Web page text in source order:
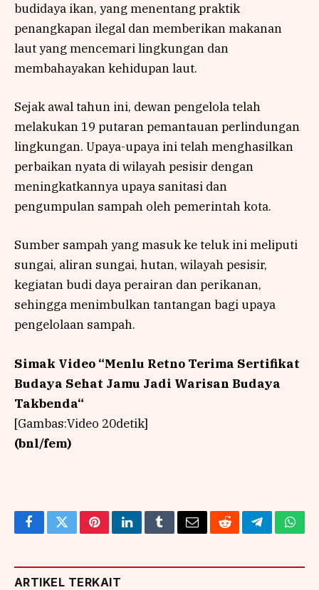
budidaya ikan, yang menentang praktik
penangkapan ilegal dan memberikan makanan
laut yang mencemari lingkungan dan
membahayakan kehidupan laut.
Sejak awal tahun ini, dewan pengelola telah
melakukan 19 putaran pemantauan perlindungan
lingkungan. Upaya-upaya ini telah menghasilkan
perbaikan nyata di wilayah pesisir dengan
meningkatkannya upaya sanitasi dan
pengumpulan sampah oleh pemerintah kota.
Sumber sampah yang masuk ke teluk ini meliputi
sungai, aliran sungai, hutan, wilayah pesisir,
kegiatan budi daya perairan dan perikanan,
sehingga menimbulkan tantangan bagi upaya
pengelolaan sampah.
Simak Video “Menlu Retno Terima Sertifikat
Budaya Sehat Jamu Jadi Warisan Budaya
Takbenda“
[Gambas:Video 20detik]
(bnl/fem)
FacebookTwitterPinterestLinkedInTumblrEmailRedditTelegram
ARTIKEL TERKAIT